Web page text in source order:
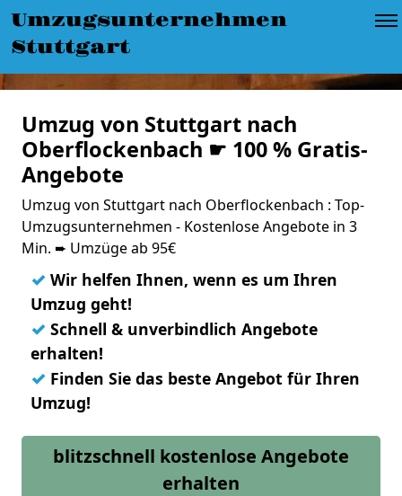
Umzugsunternehmen
Stuttgart
Umzug von Stuttgart nach
Oberflockenbach ☛ 100 % Gratis-
Angebote
Umzug von Stuttgart nach Oberflockenbach : Top-
Umzugsunternehmen - Kostenlose Angebote in 3
Min. ➨ Umzüge ab 95€
✓ Wir helfen Ihnen, wenn es um Ihren
Umzug geht!
✓ Schnell & unverbindlich Angebote
erhalten!
✓ Finden Sie das beste Angebot für Ihren
Umzug!
blitzschnell kostenlose Angebote
erhalten